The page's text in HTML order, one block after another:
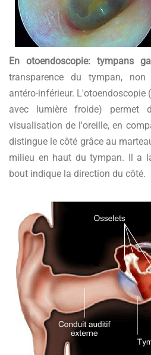
En otoendoscopie: tympans
transparence du tympan,
antéro-inférieur. L'otoendoscopie
avec lumière froide) permet
visualisation de l'oreille, en
distingue le côté grâce au
milieu en haut du tympan. Il a
bout indique la direction du côté.